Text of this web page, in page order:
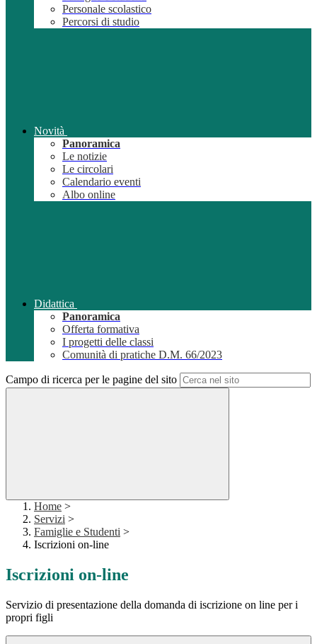
Personale scolastico
Percorsi di studio
Novità
Panoramica
Le notizie
Le circolari
Calendario eventi
Albo online
Didattica
Panoramica
Offerta formativa
I progetti delle classi
Comunità di pratiche D.M. 66/2023
Campo di ricerca per le pagine del sito
Home >
Servizi >
Famiglie e Studenti >
Iscrizioni on-line
Iscrizioni on-line
Servizio di presentazione della domanda di iscrizione on line per i
propri figli